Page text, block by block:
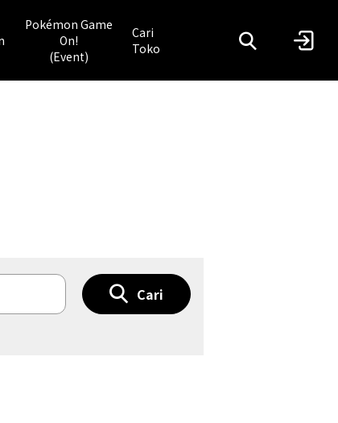
Pokémon Game
On!
(Event)
Cari
Toko
Cari